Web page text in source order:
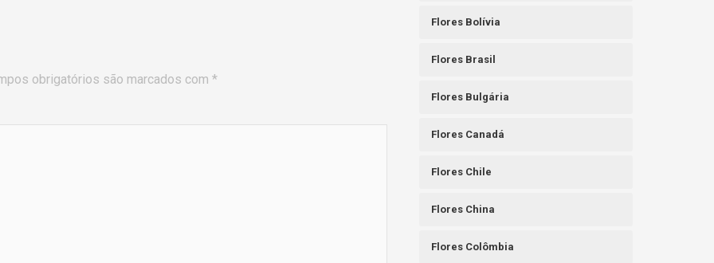
obrigatórios são marcados com *
Flores Bolívia
Flores Brasil
Flores Bulgária
Flores Canadá
Flores Chile
Flores China
Flores Colômbia